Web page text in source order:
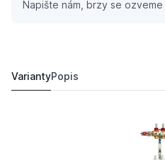
Napište nám, brzy se ozveme
VariantyPopis